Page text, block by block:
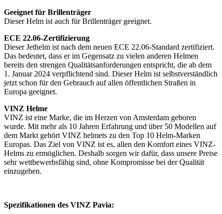
Geeignet für Brillenträger
Dieser Helm ist auch für Brillenträger geeignet.
ECE 22.06-Zertifizierung
Dieser Jethelm ist nach dem neuen ECE 22.06-Standard zertifiziert.
Das bedeutet, dass er im Gegensatz zu vielen anderen Helmen
bereits den strengen Qualitätsanforderungen entspricht, die ab dem
1. Januar 2024 verpflichtend sind. Dieser Helm ist selbstverständlich
jetzt schon für den Gebrauch auf allen öffentlichen Straßen in
Europa geeignet.
VINZ Helme
VINZ ist eine Marke, die im Herzen von Amsterdam geboren
wurde. Mit mehr als 10 Jahren Erfahrung und über 50 Modellen auf
dem Markt gehört VINZ helmets zu den Top 10 Helm-Marken
Europas. Das Ziel von VINZ ist es, allen den Komfort eines VINZ-
Helms zu ermöglichen. Deshalb sorgen wir dafür, dass unsere Preise
sehr wettbewerbsfähig sind, ohne Kompromisse bei der Qualität
einzugehen.
Spezifikationen des VINZ Pavia: